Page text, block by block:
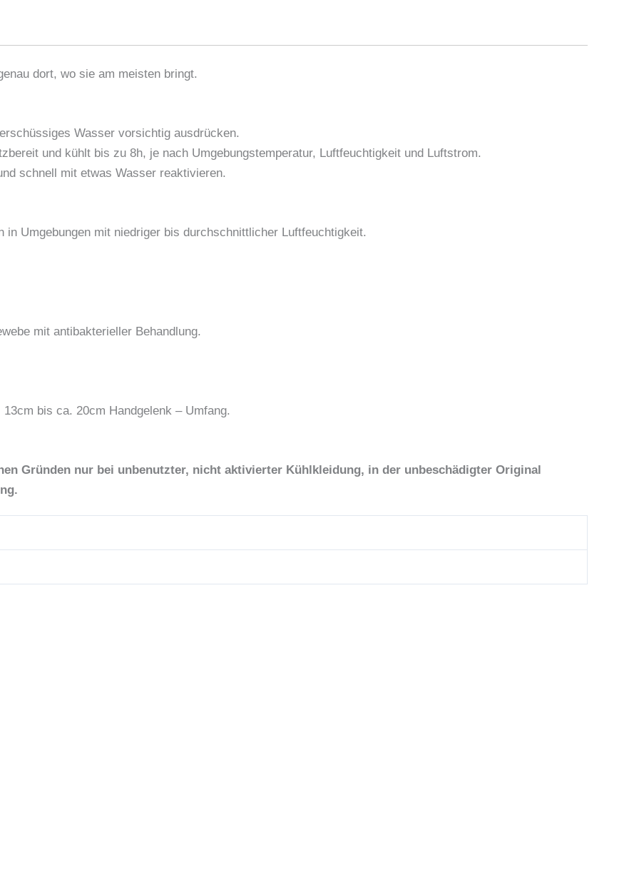
dort, wo sie am meisten bringt.
Wasser vorsichtig ausdrücken.
und kühlt bis zu 8h, je nach Umgebungstemperatur, Luftfeuchtigkeit und Luftstrom.
schnell mit etwas Wasser reaktivieren.
in Umgebungen mit niedriger bis durchschnittlicher Luftfeuchtigkeit.
mit antibakterieller Behandlung.
bis ca. 20cm Handgelenk – Umfang.
Gründen nur bei unbenutzter, nicht aktivierter Kühlkleidung, in der unbeschädigter Original